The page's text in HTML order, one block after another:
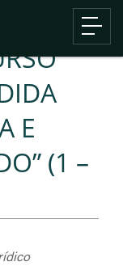
E
(1 –